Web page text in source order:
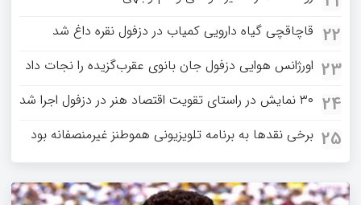
22 قاچاقچی گیاه دارویی کمیاب در دزفول نقره داغ شد
23 اورژانس هوایی دزفول جان بانوی عقرب‌گزیده را نجات داد
24 ۳۰ نمایش در راستای تقویت اقتصاد هنر در دزفول اجرا شد
25 برخی نقدها به برنامه تلویزیونی هموطنز غیرمنصفانه بود